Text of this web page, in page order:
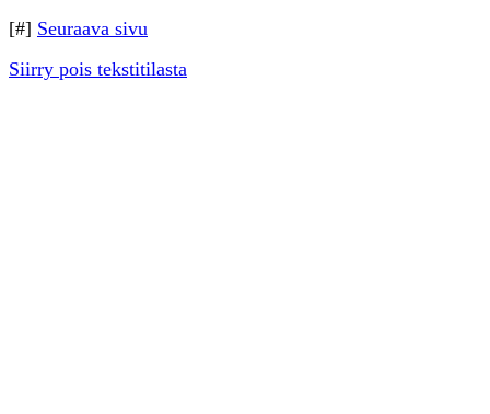
[#] Seuraava sivu
Siirry pois tekstitilasta